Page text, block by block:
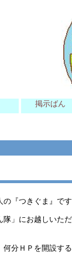
掲示ばん
の『つきぐま』で
隊」にお越しいた
分ＨＰを開設す